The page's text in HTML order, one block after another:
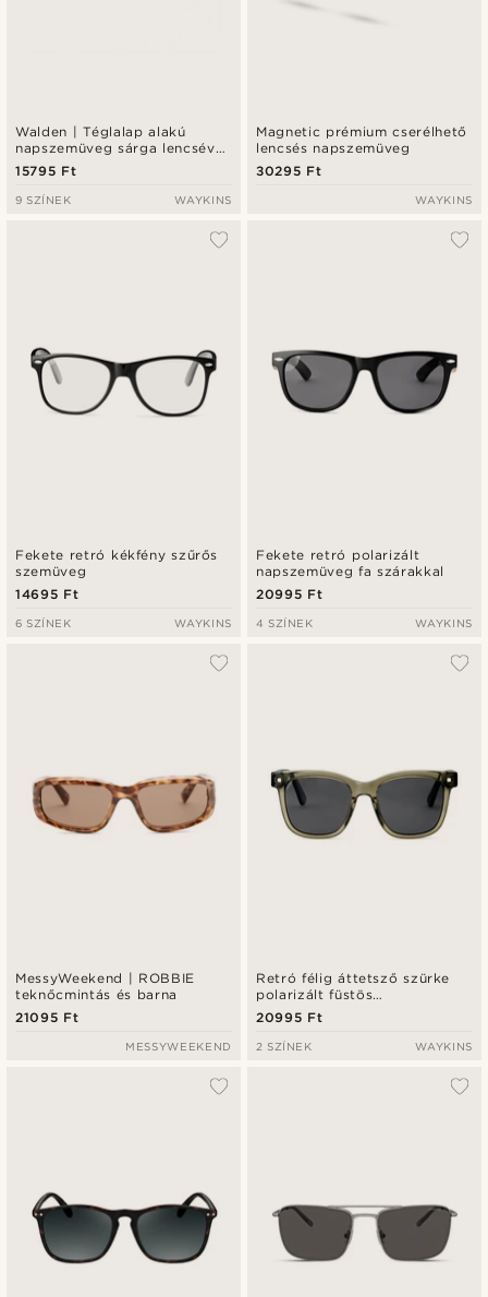
Walden | Téglalap alakú
napszemüveg sárga lencsével
és fekete kerettel
15795 Ft
9 SZÍNEK WAYKINS
Magnetic prémium cserélhető
lencsés napszemüveg
30295 Ft
WAYKINS
Fekete retró kékfény szűrős
szemüveg
14695 Ft
6 SZÍNEK WAYKINS
Fekete retró polarizált
napszemüveg fa szárakkal
20995 Ft
4 SZÍNEK WAYKINS
MessyWeekend | ROBBIE
teknőcmintás és barna
21095 Ft
MESSYWEEKEND
Retró félig áttetsző szürke
polarizált füstös
napszemüveg
20995 Ft
2 SZÍNEK WAYKINS